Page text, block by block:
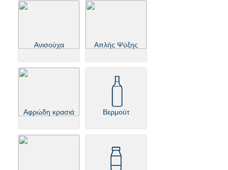
Ανισούχα Απλής Ψύξης
Αφρώδη κρασιά Βερμούτ